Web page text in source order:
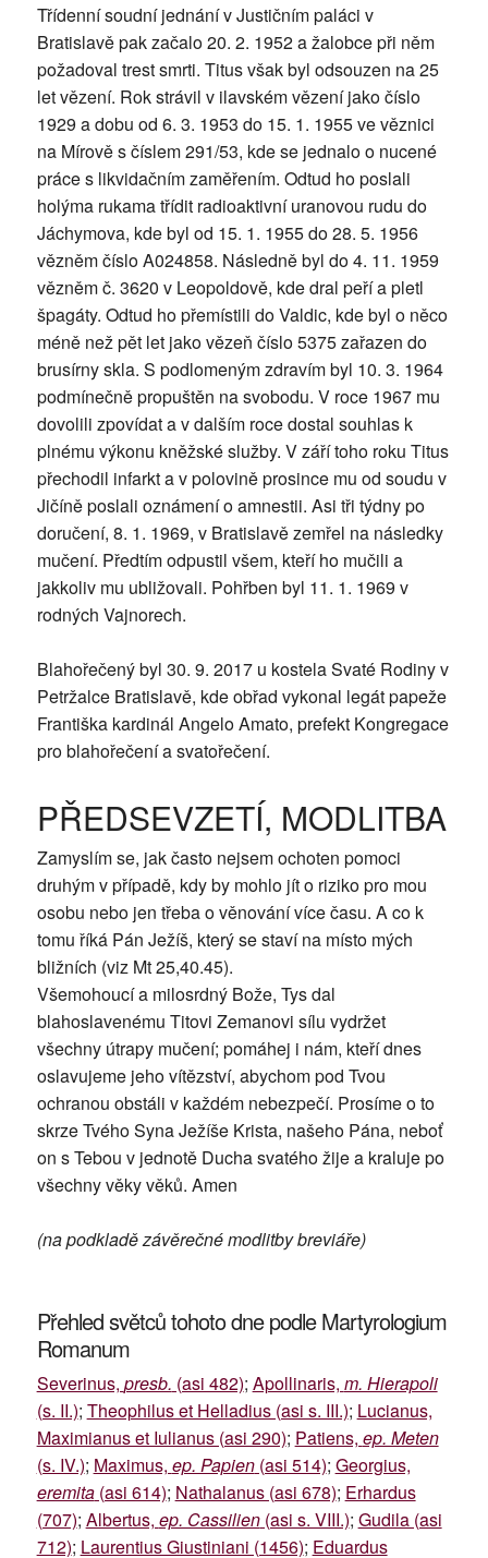
Třídenní soudní jednání v Justičním paláci v
Bratislavě pak začalo 20. 2. 1952 a žalobce při něm
požadoval trest smrti. Titus však byl odsouzen na 25
let vězení. Rok strávil v ilavském vězení jako číslo
1929 a dobu od 6. 3. 1953 do 15. 1. 1955 ve věznici
na Mírově s číslem 291/53, kde se jednalo o nucené
práce s likvidačním zaměřením. Odtud ho poslali
holýma rukama třídit radioaktivní uranovou rudu do
Jáchymova, kde byl od 15. 1. 1955 do 28. 5. 1956
vězněm číslo A024858. Následně byl do 4. 11. 1959
vězněm č. 3620 v Leopoldově, kde dral peří a pletl
špagáty. Odtud ho přemístili do Valdic, kde byl o něco
méně než pět let jako vězeň číslo 5375 zařazen do
brusírny skla. S podlomeným zdravím byl 10. 3. 1964
podmínečně propuštěn na svobodu. V roce 1967 mu
dovolili zpovídat a v dalším roce dostal souhlas k
plnému výkonu kněžské služby. V září toho roku Titus
přechodil infarkt a v polovině prosince mu od soudu v
Jičíně poslali oznámení o amnestii. Asi tři týdny po
doručení, 8. 1. 1969, v Bratislavě zemřel na následky
mučení. Předtím odpustil všem, kteří ho mučili a
jakkoliv mu ubližovali. Pohřben byl 11. 1. 1969 v
rodných Vajnorech.
Blahořečený byl 30. 9. 2017 u kostela Svaté Rodiny v
Petržalce Bratislavě, kde obřad vykonal legát papeže
Františka kardinál Angelo Amato, prefekt Kongregace
pro blahořečení a svatořečení.
PŘEDSEVZETÍ, MODLITBA
Zamyslím se, jak často nejsem ochoten pomoci
druhým v případě, kdy by mohlo jít o riziko pro mou
osobu nebo jen třeba o věnování více času. A co k
tomu říká Pán Ježíš, který se staví na místo mých
bližních (viz Mt 25,40.45).
Všemohoucí a milosrdný Bože, Tys dal
blahoslavenému Titovi Zemanovi sílu vydržet
všechny útrapy mučení; pomáhej i nám, kteří dnes
oslavujeme jeho vítězství, abychom pod Tvou
ochranou obstáli v každém nebezpečí. Prosíme o to
skrze Tvého Syna Ježíše Krista, našeho Pána, neboť
on s Tebou v jednotě Ducha svatého žije a kraluje po
všechny věky věků. Amen
(na podkladě závěrečné modlitby breviáře)
Přehled světců tohoto dne podle Martyrologium
Romanum
Severinus, presb. (asi 482); Apollinaris, m. Hierapoli
(s. II.); Theophilus et Helladius (asi s. III.); Lucianus,
Maximianus et Iulianus (asi 290); Patiens, ep. Meten
(s. IV.); Maximus, ep. Papien(asi 514); Georgius,
eremita(asi 614); Nathalanus (asi 678); Erhardus
(707); Albertus, ep. Cassilien(asi s. VIII.); Gudila (asi
712); Laurentius Giustiniani (1456); Eduardus